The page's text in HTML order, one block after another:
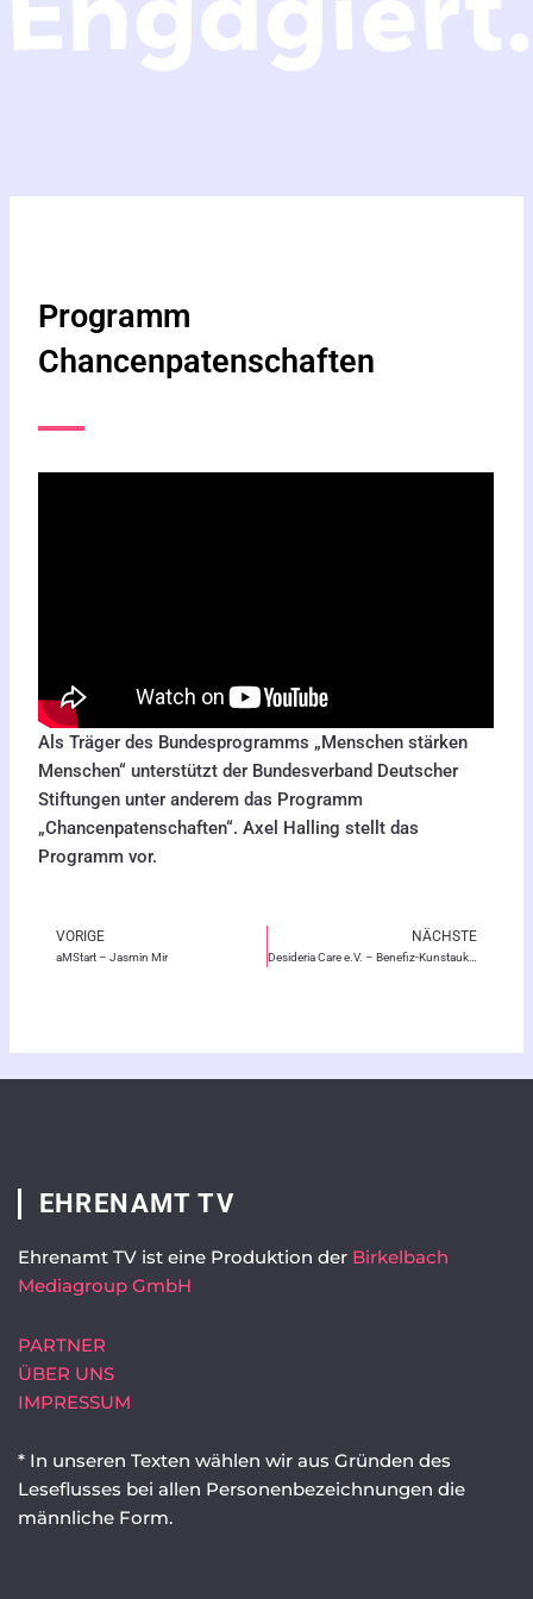
Programm
Chancenpatenschaften
Als Träger des Bundesprogramms „Menschen stärken
Menschen“ unterstützt der Bundesverband Deutscher
Stiftungen unter anderem das Programm
„Chancenpatenschaften“. Axel Halling stellt das
Programm vor.
Zurück
VORIGE
aMStart – Jasmin Mir
NÄCHSTE
Desideria Care e.V. – Benefiz-Kunstauktion
EHRENAMT TV
Ehrenamt TV ist eine Produktion der Birkelbach
Mediagroup GmbH
PARTNER
ÜBER UNS
IMPRESSUM
* In unseren Texten wählen wir aus Gründen des
Leseflusses bei allen Personenbezeichnungen die
männliche Form.